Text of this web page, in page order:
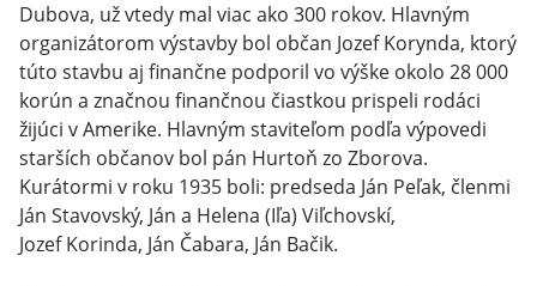
Dubova, už vtedy mal viac ako 300 rokov. Hlavným
organizátorom výstavby bol občan Jozef Korynda, ktorý
túto stavbu aj finančne podporil vo výške okolo 28 000
korún a značnou finančnou čiastkou prispeli rodáci
žijúci v Amerike. Hlavným staviteľom podľa výpovedi
starších občanov bol pán Hurtoň zo Zborova.
Kurátormi v roku 1935 boli: predseda Ján Peľak, členmi
Ján Stavovský, Ján a Helena (Iľa) Viľchovskí,
Jozef Korinda, Ján Čabara, Ján Bačik.